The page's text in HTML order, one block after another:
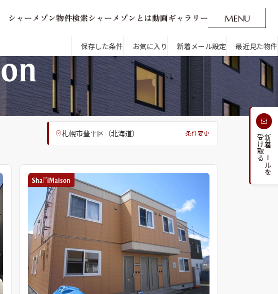
シ ャーメ ゾン物件検索シ ャーメ ゾン とは動画ギャ ラ リ ー MENU
O
新着メール設定 最近見た物件 CLOSE
・駅から探す
通勤・通学時間から探す
人気のカテゴリから探す
シャーメゾンショップを探す
らくらく内見
シャーメゾンライフサポート
新着メールを
受け取る
保存した条件 お気に入り 新着メール設定 最近見た物件
札幌市豊平区（北海道） 条件変更